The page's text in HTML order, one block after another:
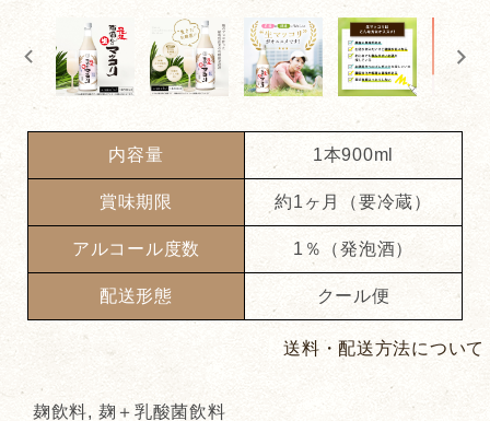
内容量 1本900ml
賞味期限 約1ヶ月（要冷蔵）
アルコール度数 1％（発泡酒）
配送形態 クール便
送料・配送方法について
麹飲料, 麹＋乳酸菌飲料